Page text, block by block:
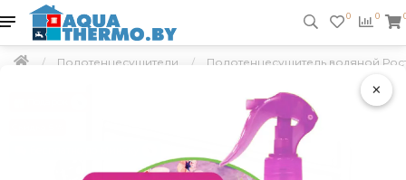
×
0 0
Полотенцесушители Полотенцесушитель водяной